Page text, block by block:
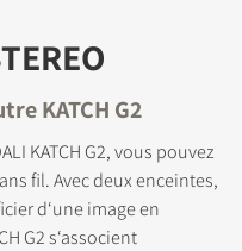
KATCH G2
KATCH G2, vous pouvez
fil. Avec deux enceintes,
d‘une image en
G2 s‘associent